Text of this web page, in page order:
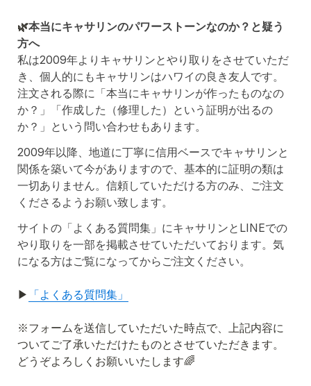
🌿本当にキャサリンのパワーストーンなのか？と疑う
方へ
私は2009年よりキャサリンとやり取りをさせていただ
き、個人的にもキャサリンはハワイの良き友人です。
注文される際に「本当にキャサリンが作ったものなの
か？」「作成した（修理した）という証明が出るの
か？」という問い合わせもあります。
2009年以降、地道に丁寧に信用ベースでキャサリンと
関係を築いて今がありますので、基本的に証明の類は
一切ありません。 信頼していただける方のみ、ご注文
くださるようお願い致します。
サイトの「よくある質問集」にキャサリンとLINEでの
やり取りを一部を掲載させていただいております。気
になる方はご覧になってからご注文ください。
▶︎ 「よくある質問集」
※フォームを送信していただいた時点で、上記内容に
ついてご了承いただけたものとさせていただきます。
どうぞよろしくお願いいたします🌈